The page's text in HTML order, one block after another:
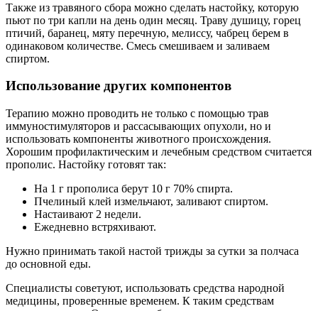
Также из травяного сбора можно сделать настойку, которую
пьют по три капли на день один месяц. Траву душицу, горец
птичий, баранец, мяту перечную, мелиссу, чабрец берем в
одинаковом количестве. Смесь смешиваем и заливаем
спиртом.
Использование других компонентов
Терапию можно проводить не только с помощью трав
иммуностимуляторов и рассасывающих опухоли, но и
использовать компоненты животного происхождения.
Хорошим профилактическим и лечебным средством считается
прополис. Настойку готовят так:
На 1 г прополиса берут 10 г 70% спирта.
Пчелиный клей измельчают, заливают спиртом.
Настаивают 2 недели.
Ежедневно встряхивают.
Нужно принимать такой настой трижды за сутки за полчаса
до основной еды.
Специалисты советуют, использовать средства народной
медицины, проверенные временем. К таким средствам